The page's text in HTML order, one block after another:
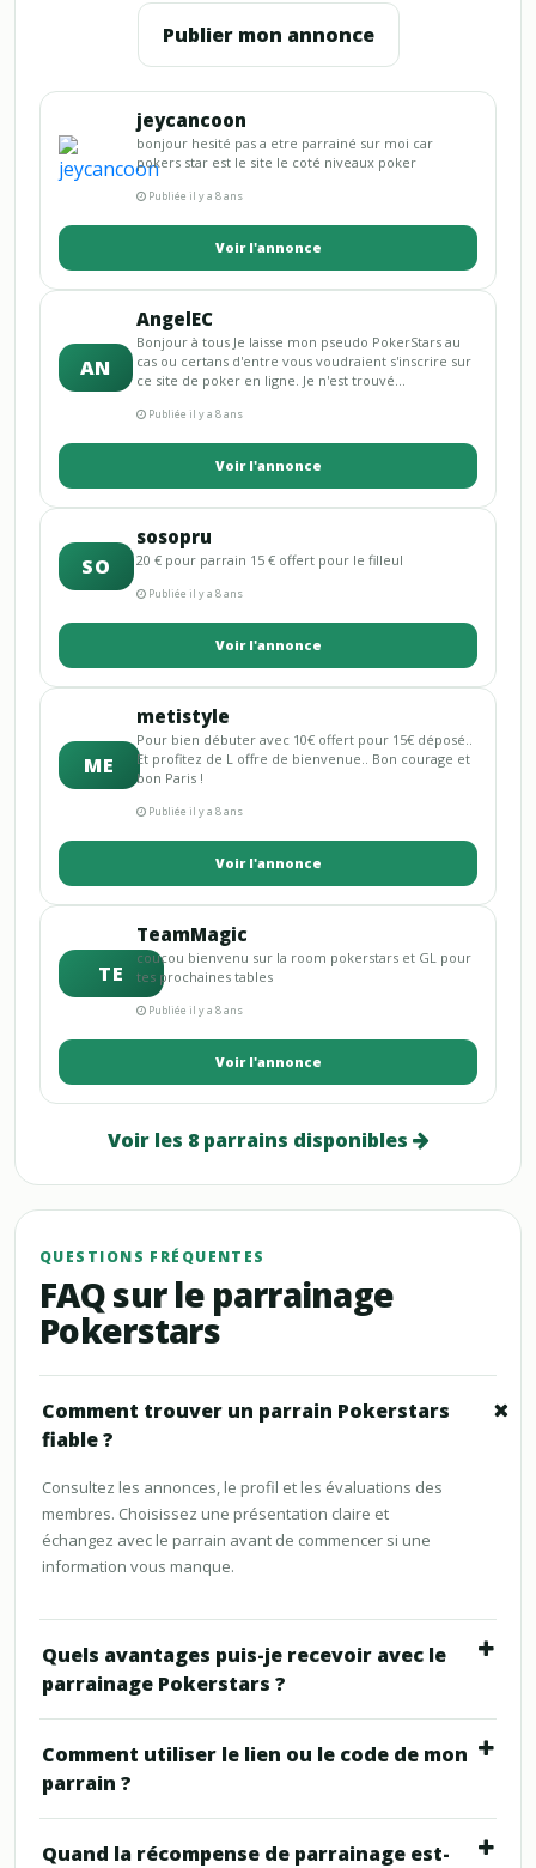
Publier mon annonce
jeycancoon
bonjour hesité pas a etre parrainé sur moi car
pokers star est le site le coté niveaux poker
Publiée il y a 8 ans
Voir l'annonce
AN
AngelEC
Bonjour à tous Je laisse mon pseudo PokerStars au
cas ou certans d'entre vous voudraient s'inscrire sur
ce site de poker en ligne. Je n'est trouvé...
Publiée il y a 8 ans
Voir l'annonce
SO
sosopru
20 € pour parrain 15 € offert pour le filleul
Publiée il y a 8 ans
Voir l'annonce
ME
metistyle
Pour bien débuter avec 10€ offert pour 15€ déposé..
Et profitez de L offre de bienvenue.. Bon courage et
bon Paris !
Publiée il y a 8 ans
Voir l'annonce
TE
TeamMagic
coucou bienvenu sur la room pokerstars et GL pour
tes prochaines tables
Publiée il y a 8 ans
Voir l'annonce
Voir les 8 parrains disponibles
QUESTIONS FRÉQUENTES
FAQ sur le parrainage
Pokerstars
Comment trouver un parrain Pokerstars
fiable ?
Consultez les annonces, le profil et les évaluations des
membres. Choisissez une présentation claire et
échangez avec le parrain avant de commencer si une
information vous manque.
Quels avantages puis-je recevoir avec le
parrainage Pokerstars ?
Comment utiliser le lien ou le code de mon
parrain ?
Quand la récompense de parrainage est-